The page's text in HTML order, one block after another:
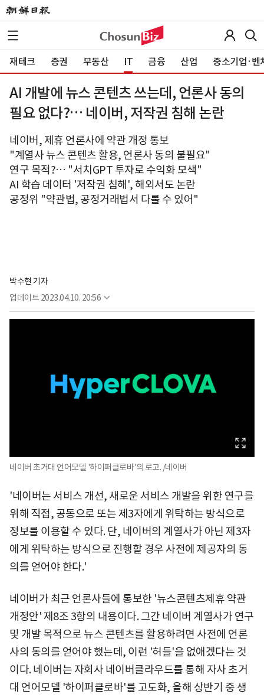
재테크 증권 부동산 IT 금융 산업 중소기업·벤
AI 개발에 뉴스 콘텐츠 쓰는데, 언론사 동의
필요 없다?… 네이버, 저작권 침해 논란
네이버, 제휴 언론사에 약관 개정 통보
"계열사 뉴스 콘텐츠 활용, 언론사 동의 불필요"
연구 목적?… "서치GPT 투자로 수익화 모색"
AI 학습 데이터 '저작권 침해', 해외서도 논란
공정위 "약관법, 공정거래법서 다룰 수 있어"
박수현 기자
업데이트 2023.04.10. 20:56
네이버 초거대 언어모델 '하이퍼클로바'의 로고. /네이버
'네이버는 서비스 개선, 새로운 서비스 개발을 위한 연구를
위해 직접, 공동으로 또는 제3자에게 위탁하는 방식으로
정보를 이용할 수 있다. 단, 네이버의 계열사가 아닌 제3자
에게 위탁하는 방식으로 진행할 경우 사전에 제공자의 동
의를 얻어야 한다.'
네이버가 최근 언론사들에 통보한 '뉴스콘텐츠제휴 약관
개정안' 제8조 3항의 내용이다. 그간 네이버 계열사가 연구
및 개발 목적으로 뉴스 콘텐츠를 활용하려면 사전에 언론
사의 동의를 얻어야 했는데, 이런 '허들'을 없애겠다는 것
이다. 네이버는 자회사 네이버클라우드를 통해 자사 초거
대 언어모델 '하이퍼클로바'를 고도화, 올해 상반기 중 생